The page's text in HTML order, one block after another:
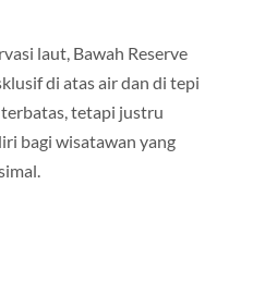
laut, Bawah Reserve
di atas air dan di tepi
tetapi justru
bagi wisatawan yang